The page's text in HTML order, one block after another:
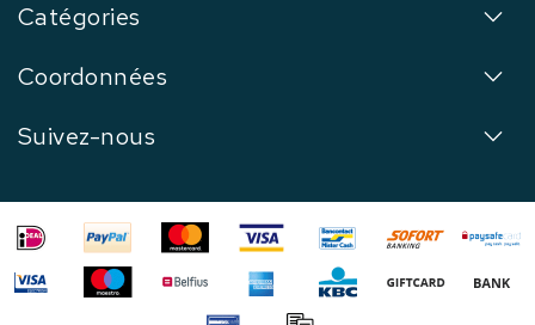
Catégories
Coordonnées
Suivez-nous